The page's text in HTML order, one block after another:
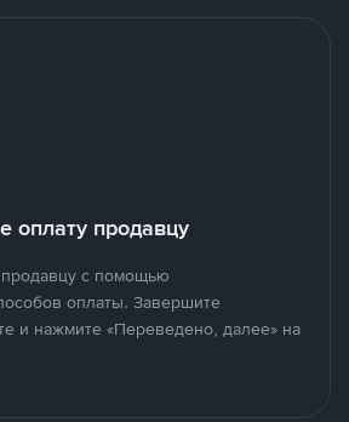
оплату продавцу
с помощью
оплаты. Завершите
и нажмите «Переведено, далее» на